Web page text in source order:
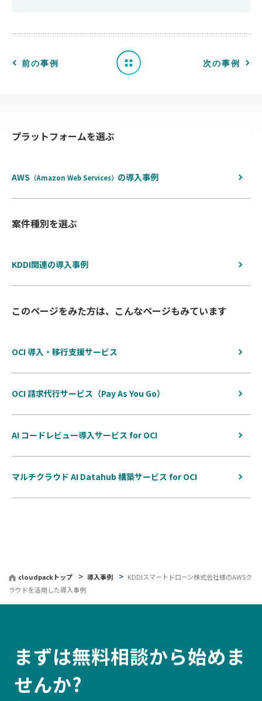
前の事例
例
一 次の事例
プラットフォームを選ぶ
AWS （Amazon Web Services） の導入事例
案件種別を選ぶ
KDDI関連の導入事例
このページをみた方は、こんなページもみています
OCI 導入・移行支援サービス
OCI 請求代行サービス（Pay As You Go）
AI コードレビュー導入サービス for OCI
マルチクラウド AI Datahub 構築サービス for OCI
cloudpackトップ 導入事例
KDDIスマートドローン株式会社様のAWSク
ラウドを活用した導入事例
まずは無料相談から始めま
せんか?